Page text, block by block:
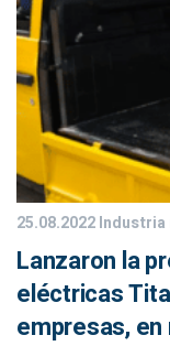
25.08.2022Industria
Lanzaron la
eléctricas
empresas,